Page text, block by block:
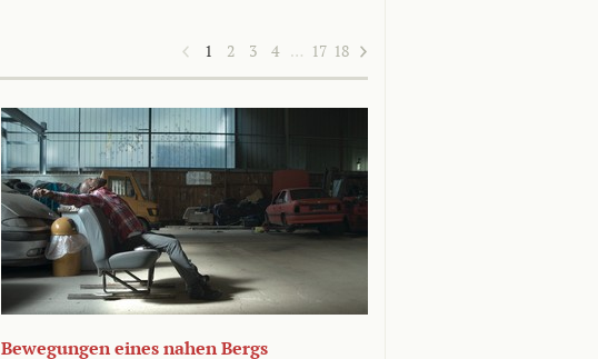
1 2 3 4 … 17 18
Bewegungen eines nahen Bergs